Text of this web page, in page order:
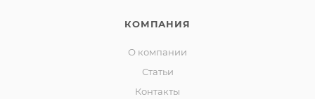
КОМПАНИЯ
О компании
Статьи
Контакты